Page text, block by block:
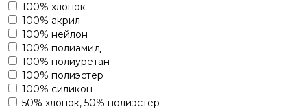
100% хлопок
100% акрил
100% нейлон
100% полиамид
100% полиуретан
100% полиэстер
100% силикон
50% хлопок, 50% полиэстер